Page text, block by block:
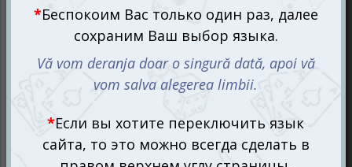
На столе выкладывается сет из 20 картинок — каждая
из них скрывает одного из агентов. Только капитаны
команд знают, какие изображения относятся к их
агентам, а какие — к врагам.
Капитан команды даёт своим оперативникам одну
словесную подсказку, связанную сразу с несколькими